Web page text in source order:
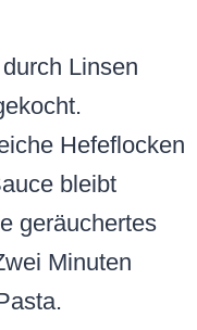
Linsen
Hefeflocken
bleibt
geräuchertes
Minuten